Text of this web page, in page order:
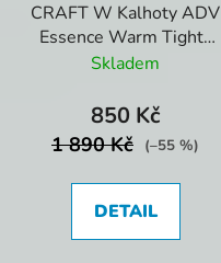
CRAFT W Kalhoty ADV
Essence Warm Tights
blues saphire
Skladem
850 Kč
1 890 Kč (–55 %)
DETAIL